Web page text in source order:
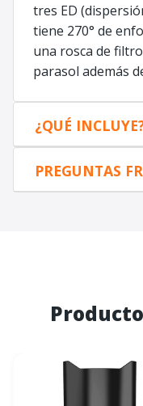
tres ED
tiene 270° de
una rosca de
parasol además
¿QUÉ
PREGUNTAS